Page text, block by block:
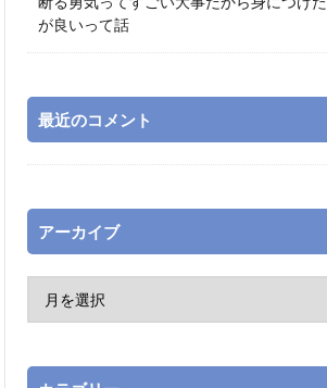
が良いって話
最近のコメント
アーカイブ